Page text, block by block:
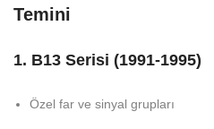
Temini
1. B13 Serisi (1991-1995)
Özel far ve sinyal grupları